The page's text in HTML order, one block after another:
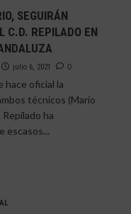
SEGUIRÁN
C.D. REPILADO EN
julio 6, 2021 0
hace oficial la
técnicos (Mario
Repilado ha
escasos...